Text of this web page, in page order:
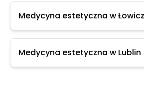
Medycyna estetyczna w Łowicz
Medycyna estetyczna w Lublin